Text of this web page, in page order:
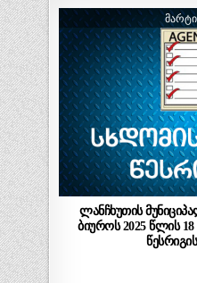
ლანჩხუთის
ბიუროს 2025 წლის